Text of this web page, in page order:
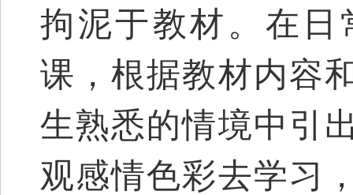
拘泥于教材。在日
课，根据教材内容
生熟悉的情境中引
观感情色彩去学习